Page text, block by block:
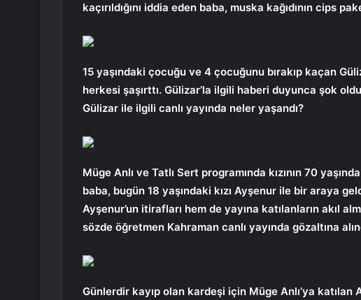
kaçırıldığını iddia eden baba, muska kağıdının cips
15 yaşındaki çocuğu ve 4 çocuğunu bırakıp kaçan
herkesi şaşırttı. Gülizar’la ilgili haberi duyunca şok
Gülizar ile ilgili canlı yayında neler yaşandı?
Müge Anlı ve Tatlı Sert programında kızının 70
baba, bugün 18 yaşındaki kızı Ayşenur ile bir araya
Ayşenur’un itirafları hem de yayına katılanların akıl
sözde öğretmen Kahraman canlı yayında gözaltına
Günlerdir kayıp olan kardeşi için Müge Anlı’ya katılan